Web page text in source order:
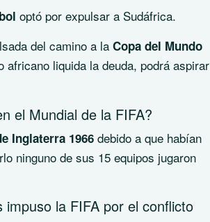
optó por expulsar a Sudáfrica.
del camino a la Copa del Mundo
africano liquida la deuda, podrá aspirar
el Mundial de la FIFA?
Inglaterra 1966 debido a que habían
ninguno de sus 15 equipos jugaron
la FIFA por el conflicto